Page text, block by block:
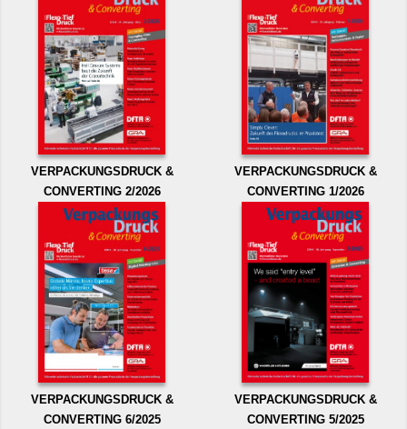
VERPACKUNGSDRUCK &
CONVERTING 2/2026
VERPACKUNGSDRUCK &
CONVERTING 1/2026
VERPACKUNGSDRUCK &
CONVERTING 6/2025
VERPACKUNGSDRUCK &
CONVERTING 5/2025